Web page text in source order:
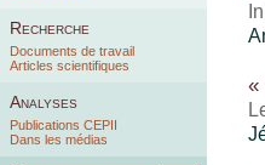
Recherche
Documents de travail
Articles scientifiques
Analyses
Publications CEPII
Dans les médias
«